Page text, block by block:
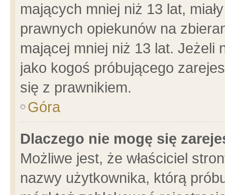
mających mniej niż 13 lat,
prawnych opiekunów na
mającej mniej niż 13 lat. Jeżeli
jako kogoś próbującego
się z prawnikiem.
Góra
Dlaczego nie mogę się
Możliwe jest, że właściciel
nazwy użytkownika, którą